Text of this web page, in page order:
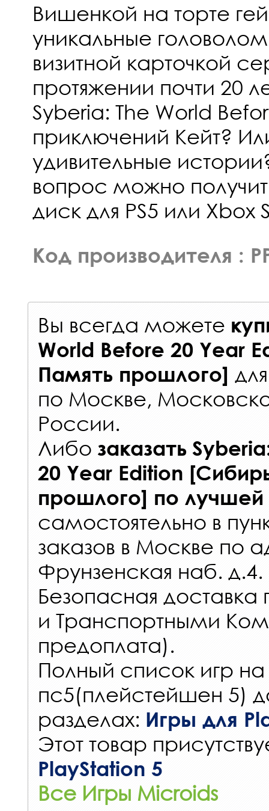
Вишенкой на торте
уникальные
визитной карточкой
протяжении почти 20
Syberia: The World
приключений Кейт?
удивительные
вопрос можно
диск для PS5 или Xbox
Код производителя :
Вы всегда можете
World Before 20 Year
Память прошлого]
по Москве,
России.
Либо заказать
20 Year Edition
прошлого] по
самостоятельно в
заказов в Москве по
Фрунзенская наб. д.4.
Безопасная
и Транспортными
предоплата).
Полный список игр на
пс5(плейстейшен 5)
разделах: Игры для
Этот товар
PlayStation 5
Все Игры Microids